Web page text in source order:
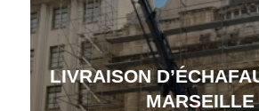
LIVRAISON
MARSEILLE